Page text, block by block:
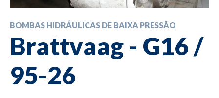
BOMBAS HIDRÁULICAS DE BAIXA PRESSÃO
Brattvaag - G16 /
95-26